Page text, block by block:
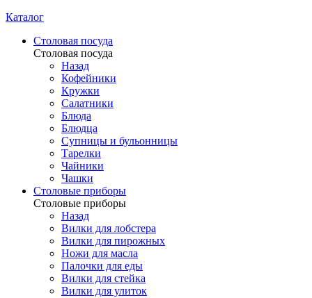
Каталог
Столовая посуда
Столовая посуда
Назад
Кофейники
Кружки
Салатники
Блюда
Блюдца
Супницы и бульонницы
Тарелки
Чайники
Чашки
Cтоловые приборы
Cтоловые приборы
Назад
Вилки для лобстера
Вилки для пирожных
Ножи для масла
Палочки для еды
Вилки для стейка
Вилки для улиток